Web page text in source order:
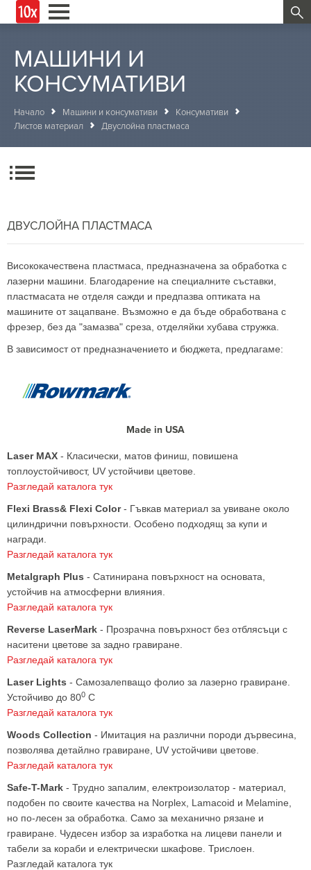
МАШИНИ И
КОНСУМАТИВИ
Начало Машини и консумативи
Консумативи
Листов материал
Двуслойна пластмаса
ДВУСЛОЙНА ПЛАСТМАСА
Висококачествена пластмаса, предназначена за обработка с
лазерни машини. Благодарение на специалните съставки,
пластмасата не отделя сажди и предпазва оптиката на
машините от зацапване. Възможно е да бъде обработвана с
фрезер, без да "замазва" среза, отделяйки хубава стружка.
В зависимост от предназначението и бюджета, предлагаме:
Made in USA
Laser MAX - Класически, матов финиш, повишена
топлоустойчивост, UV устойчиви цветове.
Разгледай каталога тук
Flexi Brass& Flexi Color- Гъвкав материал за увиване около
цилиндрични повърхности. Особено подходящ за купи и
награди.
Разгледай каталога тук
Metalgraph Plus - Сатинирана повърхност на основата,
устойчив на атмосферни влияния.
Разгледай каталога тук
Reverse LaserMark - Прозрачна повърхност без отблясъци с
наситени цветове за задно гравиране.
Разгледай каталога тук
Laser Lights - Самозалепващо фолио за лазерно гравиране.
Устойчиво до 800 С
Разгледай каталога тук
Woods Collection - Имитация на различни породи дървесина,
позволява детайлно гравиране, UV устойчиви цветове.
Разгледай каталога тук
Safe-T-Mark - Трудно запалим, електроизолатор - материал,
подобен по своите качества на Norplex, Lamacoid и Melamine,
но по-лесен за обработка. Само за механично рязане и
гравиране. Чудесен избор за изработка на лицеви панели и
табели за кораби и електрически шкафове. Трислоен.
Разгледай каталога тук